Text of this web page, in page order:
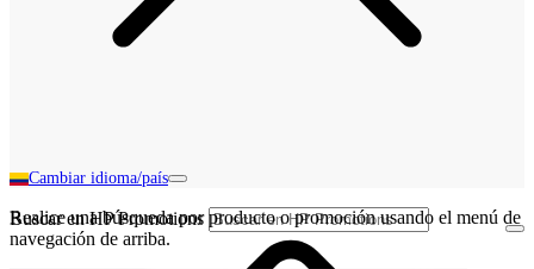
Cambiar idioma/país
Buscar en HP Promotions
Realice una búsqueda por producto o promoción usando el menú de
navegación de arriba.